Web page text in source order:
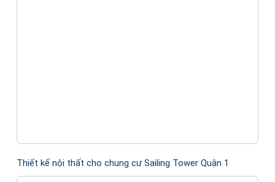
Thiết kế nội thất cho chung cư Sailing Tower Quận 1